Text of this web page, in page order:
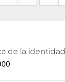
de la identidad